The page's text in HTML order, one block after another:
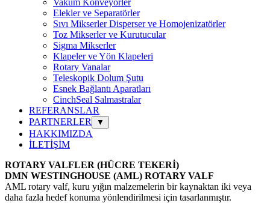
Elekler ve Separatörler
Sıvı Mikserler Disperser ve Homojenizatörler
Toz Mikserler ve Kurutucular
Sigma Mikserler
Klapeler ve Yön Klapeleri
Rotary Vanalar
Teleskopik Dolum Şutu
Esnek Bağlantı Aparatları
CinchSeal Salmastralar
REFERANSLAR
PARTNERLER
▼
HAKKIMIZDA
İLETİŞİM
ROTARY VALFLER (HÜCRE TEKERİ)
DMN WESTINGHOUSE (AML) ROTARY VALF
AML rotary valf, kuru yığın malzemelerin bir kaynaktan iki veya
daha fazla hedef konuma yönlendirilmesi için tasarlanmıştır.